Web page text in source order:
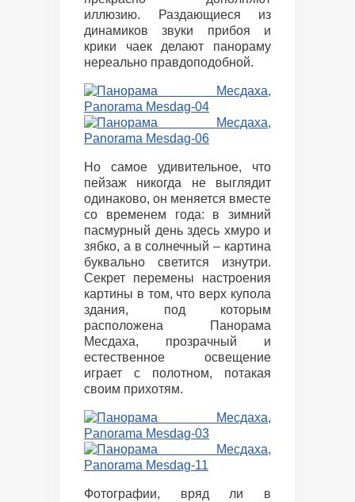
иллюзию. Раздающиеся из
динамиков звуки прибоя и
крики чаек делают панораму
нереально правдоподобной.
Но самое удивительное, что
пейзаж никогда не выглядит
одинаково, он меняется вместе
со временем года: в зимний
пасмурный день здесь хмуро и
зябко, а в солнечный – картина
буквально светится изнутри.
Секрет перемены настроения
картины в том, что верх купола
здания, под которым
расположена Панорама
Месдаха, прозрачный и
естественное освещение
играет с полотном, потакая
своим прихотям.
Фотографии, вряд ли в